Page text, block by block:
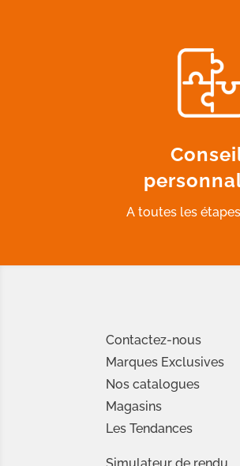
A toutes les
Contactez-nous
Marques Exclusives
Nos catalogues
Magasins
Les Tendances